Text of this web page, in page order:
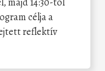
célja a
reflektív